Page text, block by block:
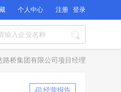
个人中心 注册 登录
路桥集团有限公司项目经理
经营报告